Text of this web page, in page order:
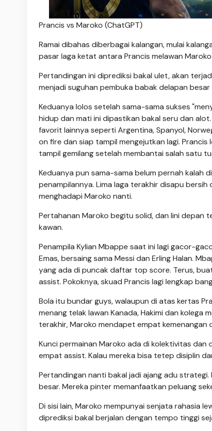
Prancis vs Maroko (ChatGPT)
Ramai dibahas diberbagai kalangan, mulai
pasar laga ketat antara Prancis melawan
Pertandingan ini diprediksi bakal ulet, akan
menjadi suguhan pembuka babak delapan
Keduanya lolos setelah sama-sama sukses
hidup dan mati ini dipastikan bakal seru dan
favorit lainnya seperti Argentina, Spanyol,
on fire dan siap tampil mengejutkan lagi.
tampil gemilang setelah membantai salah satu
Keduanya pun sama-sama belum pernah kalah
penampilannya. Lima laga terakhir disapu
menghadapi Maroko nanti.
Pertahanan Maroko begitu solid, dan lini depan
kawan.
Penampila Kylian Mbappe saat ini lagi gacor-
Emas, bersaing sama Messi dan Erling Halan.
yang ada di puncak daftar top score. Terus,
assist. Pokoknya, skuad Prancis lagi lengkap
Bola itu bundar guys, walaupun di atas kertas
menang telak lawan Kanada, Hakimi dan kolega
terakhir, Maroko mendapet empat kemenangan
Kunci permainan Maroko ada di kolektivitas dan
empat assist. Kalau mereka bisa tetep disiplin
Pertandingan nanti bakal jadi ajang adu
besar. Mereka pinter memanfaatkan peluang
Di sisi lain, Maroko mempunyai senjata rahasia
diprediksi bakal berjalan dengan tempo tinggi